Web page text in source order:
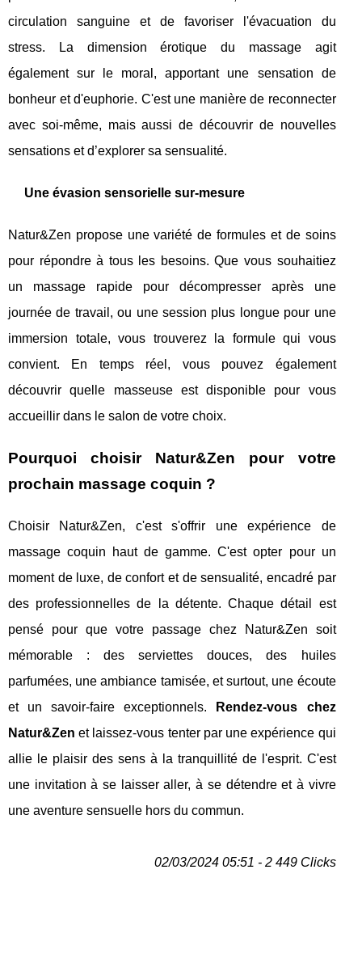
circulation sanguine et de favoriser l'évacuation du
stress. La dimension érotique du massage agit
également sur le moral, apportant une sensation de
bonheur et d'euphorie. C'est une manière de reconnecter
avec soi-même, mais aussi de découvrir de nouvelles
sensations et d’explorer sa sensualité.
Une évasion sensorielle sur-mesure
Natur&Zen propose une variété de formules et de soins
pour répondre à tous les besoins. Que vous souhaitiez
un massage rapide pour décompresser après une
journée de travail, ou une session plus longue pour une
immersion totale, vous trouverez la formule qui vous
convient. En temps réel, vous pouvez également
découvrir quelle masseuse est disponible pour vous
accueillir dans le salon de votre choix.
Pourquoi choisir Natur&Zen pour votre
prochain massage coquin ?
Choisir Natur&Zen, c'est s'offrir une expérience de
massage coquin haut de gamme. C'est opter pour un
moment de luxe, de confort et de sensualité, encadré par
des professionnelles de la détente. Chaque détail est
pensé pour que votre passage chez Natur&Zen soit
mémorable : des serviettes douces, des huiles
parfumées, une ambiance tamisée, et surtout, une écoute
et un savoir-faire exceptionnels.
Rendez-vous chez
Natur&Zen et laissez-vous tenter par une expérience qui
allie le plaisir des sens à la tranquillité de l'esprit. C'est
une invitation à se laisser aller, à se détendre et à vivre
une aventure sensuelle hors du commun.
02/03/2024 05:51 - 2 449 Clicks